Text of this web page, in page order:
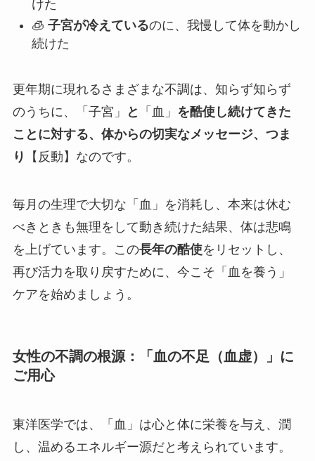
けた
🧊 子宮が冷えているのに、我慢して体を動かし
続けた
更年期に現れるさまざまな不調は、知らず知らず
のうちに、「子宮」
と 「血」 を酷使し続けてきた
ことに対する、体からの切実なメッセージ、つま
り
【反動】なのです。
毎月の生理で大切な「血」を消耗し、本来は休む
べきときも無理をして動き続けた結果、体は悲鳴
を上げています。この長年の酷使をリセットし、
再び活力を取り戻すために、今こそ「血を養う」
ケアを始めましょう。
女性の不調の根源：「血の不足（血虚）」に
ご用心
東洋医学では、「血」は心と体に栄養を与え、潤
し、温めるエネルギー源だと考えられています。